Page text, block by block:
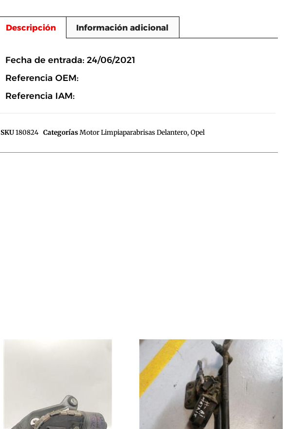
Descripción Información adicional
Fecha de entrada: 24/06/2021
Referencia OEM:
Referencia IAM:
SKU180824 CategoríasMotor Limpiaparabrisas Delantero, Opel